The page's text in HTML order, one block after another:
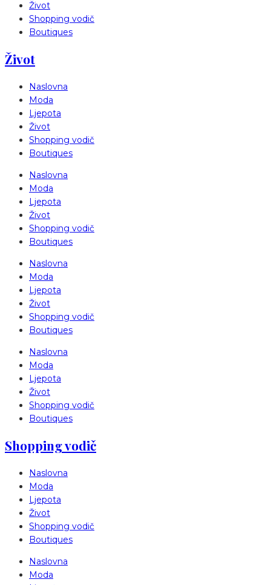
Život
Shopping vodič
Boutiques
Život
Naslovna
Moda
Ljepota
Život
Shopping vodič
Boutiques
Naslovna
Moda
Ljepota
Život
Shopping vodič
Boutiques
Naslovna
Moda
Ljepota
Život
Shopping vodič
Boutiques
Naslovna
Moda
Ljepota
Život
Shopping vodič
Boutiques
Shopping vodič
Naslovna
Moda
Ljepota
Život
Shopping vodič
Boutiques
Naslovna
Moda